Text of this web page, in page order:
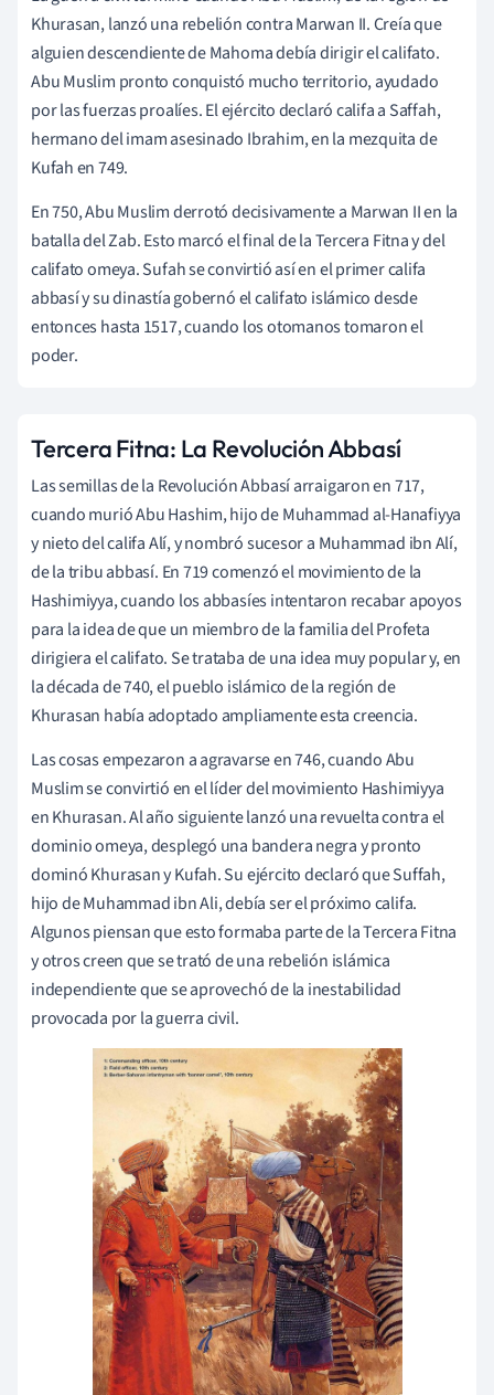
Khurasan, lanzó una rebelión contra Marwan II. Creía que
alguien descendiente de Mahoma debía dirigir el califato.
Abu Muslim pronto conquistó mucho territorio, ayudado
por las fuerzas proalíes. El ejército declaró califa a Saffah,
hermano del imam asesinado Ibrahim, en la mezquita de
Kufah en 749.
En 750, Abu Muslim derrotó decisivamente a Marwan II en la
batalla del Zab. Esto marcó el final de la Tercera Fitna y del
califato omeya. Sufah se convirtió así en el primer califa
abbasí y su dinastía gobernó el califato islámico desde
entonces hasta 1517, cuando los otomanos tomaron el
poder.
Tercera Fitna: La Revolución Abbasí
Las semillas de la Revolución Abbasí arraigaron en 717,
cuando murió Abu Hashim, hijo de Muhammad al-Hanafiyya
y nieto del califa Alí, y nombró sucesor a Muhammad ibn Alí,
de la tribu abbasí. En 719 comenzó el movimiento de la
Hashimiyya, cuando los abbasíes intentaron recabar apoyos
para la idea de que un miembro de la familia del Profeta
dirigiera el califato. Se trataba de una idea muy popular y, en
la década de 740, el pueblo islámico de la región de
Khurasan había adoptado ampliamente esta creencia.
Las cosas empezaron a agravarse en 746, cuando Abu
Muslim se convirtió en el líder del movimiento Hashimiyya
en Khurasan. Al año siguiente lanzó una revuelta contra el
dominio omeya, desplegó una bandera negra y pronto
dominó Khurasan y Kufah. Su ejército declaró que Suffah,
hijo de Muhammad ibn Ali, debía ser el próximo califa.
Algunos piensan que esto formaba parte de la Tercera Fitna
y otros creen que se trató de una rebelión islámica
independiente que se aprovechó de la inestabilidad
provocada por la guerra civil.